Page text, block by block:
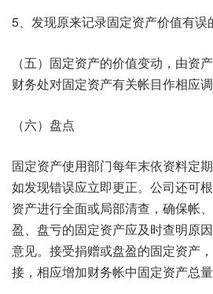
5、发现原来记录固定资产价值有误
（五）固定资产的价值变动，由资
财务处对固定资产有关帐目作相应调
（六）盘点
固定资产使用部门每年末依资料定
如发现错误应立即更正。公司还可
资产进行全面或局部清查，确保帐
盈、盘亏的固定资产应及时查明原
意见。接受捐赠或盘盈的固定资产
接，相应增加财务帐中固定资产总量